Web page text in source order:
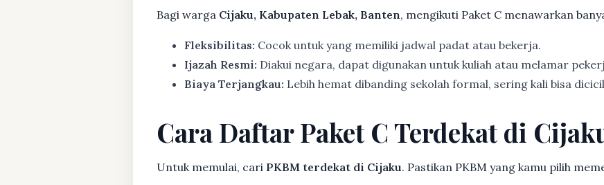
Bagi warga Cijaku, Kabupaten Lebak, Banten, mengikuti Paket C menawarkan
Fleksibilitas: Cocok untuk yang memiliki jadwal padat atau bekerja.
Ijazah Resmi: Diakui negara, dapat digunakan untuk kuliah atau melamar
Biaya Terjangkau: Lebih hemat dibanding sekolah formal, sering kali bisa
Cara Daftar Paket C Terdekat di
Untuk memulai, cari PKBM terdekat di Cijaku. Pastikan PKBM yang kamu pilih